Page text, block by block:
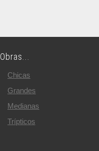
Obras...
Chicas
Grandes
Medianas
Trípticos